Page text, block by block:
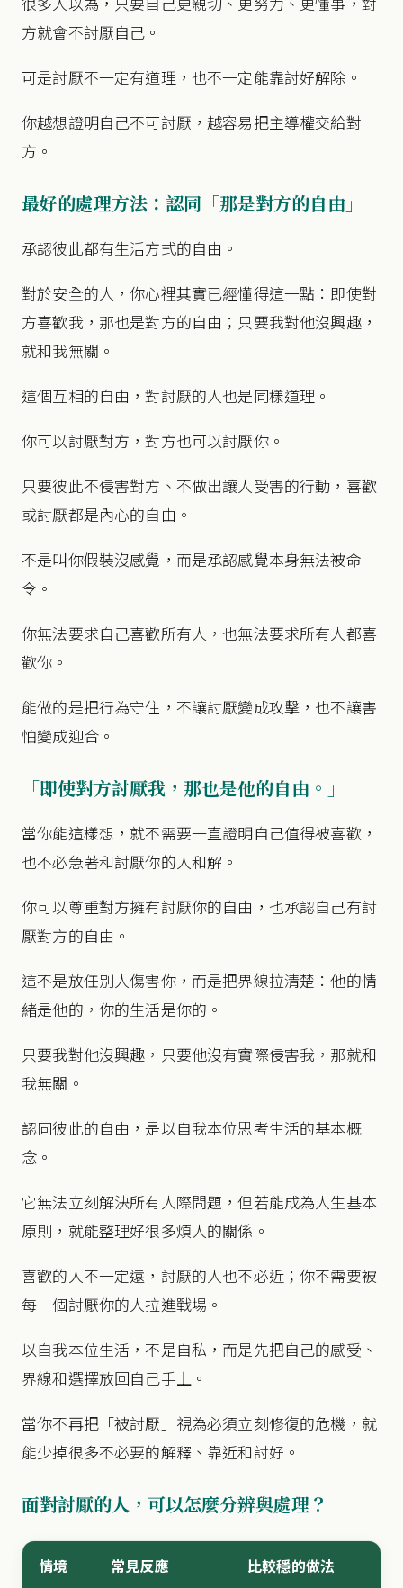
方就會不討厭自己。
可是討厭不一定有道理，也不一定能靠討好解除。
你越想證明自己不可討厭，越容易把主導權交給對
方。
最好的處理方法：認同「那是對方的自由」
承認彼此都有生活方式的自由。
對於安全的人，你心裡其實已經懂得這一點：即使對
方喜歡我，那也是對方的自由；只要我對他沒興趣，
就和我無關。
這個互相的自由，對討厭的人也是同樣道理。
你可以討厭對方，對方也可以討厭你。
只要彼此不侵害對方、不做出讓人受害的行動，喜歡
或討厭都是內心的自由。
不是叫你假裝沒感覺，而是承認感覺本身無法被命
令。
你無法要求自己喜歡所有人，也無法要求所有人都喜
歡你。
能做的是把行為守住，不讓討厭變成攻擊，也不讓害
怕變成迎合。
「即使對方討厭我，那也是他的自由。」
當你能這樣想，就不需要一直證明自己值得被喜歡，
也不必急著和討厭你的人和解。
你可以尊重對方擁有討厭你的自由，也承認自己有討
厭對方的自由。
這不是放任別人傷害你，而是把界線拉清楚：他的情
緒是他的，你的生活是你的。
只要我對他沒興趣，只要他沒有實際侵害我，那就和
我無關。
認同彼此的自由，是以自我本位思考生活的基本概
念。
它無法立刻解決所有人際問題，但若能成為人生基本
原則，就能整理好很多煩人的關係。
喜歡的人不一定遠，討厭的人也不必近；你不需要被
每一個討厭你的人拉進戰場。
以自我本位生活，不是自私，而是先把自己的感受、
界線和選擇放回自己手上。
當你不再把「被討厭」視為必須立刻修復的危機，就
能少掉很多不必要的解釋、靠近和討好。
面對討厭的人，可以怎麼分辨與處理？
情境 常見反應 比較穩的做法